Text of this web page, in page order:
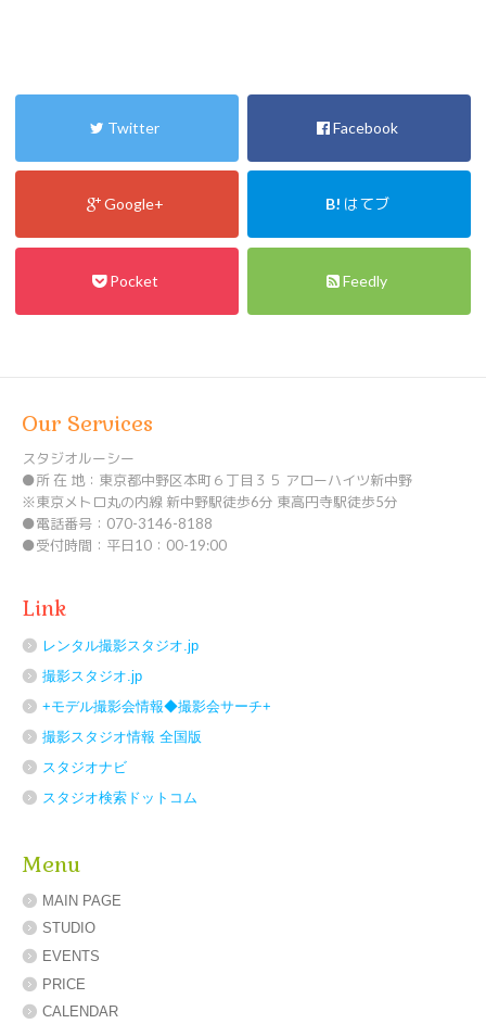
Twitter Facebook
Google+ B! はてブ
Pocket Feedly
Our Services
スタジオルーシー
●所 在 地：東京都中野区本町６丁目３５ アローハイツ新中野
※東京メトロ丸の内線 新中野駅徒歩6分 東高円寺駅徒歩5分
●電話番号：070-3146-8188
●受付時間：平日10：00-19:00
Link
レンタル撮影スタジオ.jp
撮影スタジオ.jp
+モデル撮影会情報◆撮影会サーチ+
撮影スタジオ情報 全国版
スタジオナビ
スタジオ検索ドットコム
Menu
MAIN PAGE
STUDIO
EVENTS
PRICE
CALENDAR